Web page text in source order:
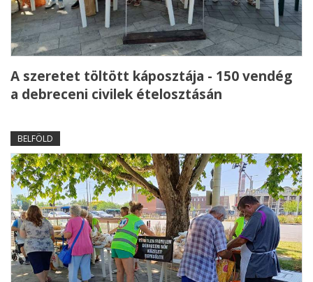
A szeretet töltött káposztája - 150 vendég
a debreceni civilek ételosztásán
BELFÖLD